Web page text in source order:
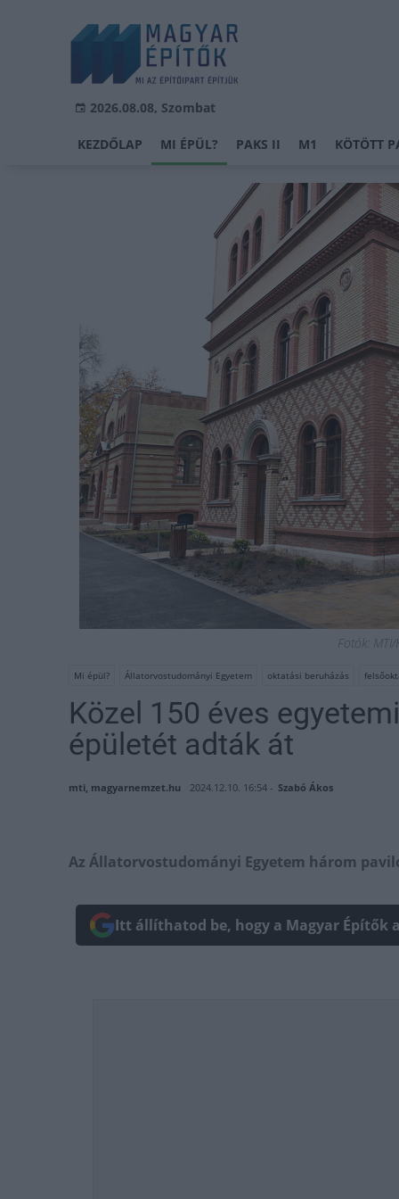
2026.08.08, Szombat
KEZDŐLAP MI ÉPÜL? PAKS II M1 KÖTÖTT
Fotók:
Mi épül? Állatorvostudományi Egyetem oktatási beruházás
Közel 150 éves
épületét adták át
mti, magyarnemzet.hu 2024.12.10. 16:54 - Szabó Ákos
Az Állatorvostudományi Egyetem három
Itt állíthatod be, hogy a Magyar Építők